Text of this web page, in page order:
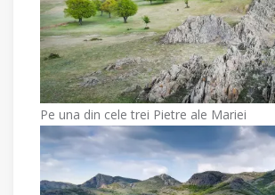
Pe una din cele trei Pietre ale Mariei